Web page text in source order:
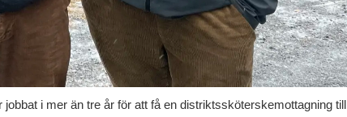
i mer än tre år för att få en distriktssköterskemottagning till